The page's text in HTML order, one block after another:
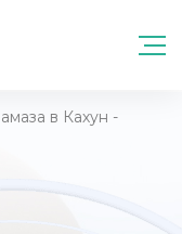
в Кахун -